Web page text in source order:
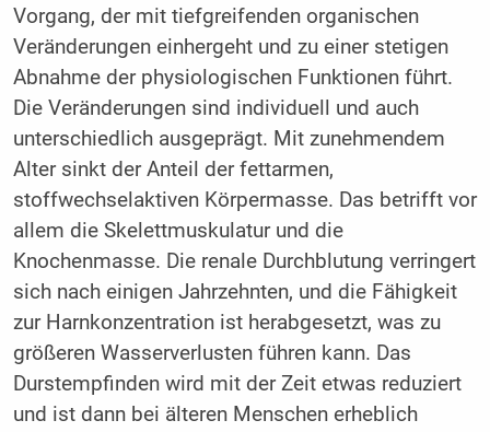
Vorgang, der mit tiefgreifenden organischen
Veränderungen einhergeht und zu einer stetigen
Abnahme der physiologischen Funktionen führt.
Die Veränderungen sind individuell und auch
unterschiedlich ausgeprägt. Mit zunehmendem
Alter sinkt der Anteil der fettarmen,
stoffwechselaktiven Körpermasse. Das betrifft vor
allem die Skelettmuskulatur und die
Knochenmasse. Die renale Durchblutung verringert
sich nach einigen Jahrzehnten, und die Fähigkeit
zur Harnkonzentration ist herabgesetzt, was zu
größeren Wasserverlusten führen kann. Das
Durstempfinden wird mit der Zeit etwas reduziert
und ist dann bei älteren Menschen erheblich